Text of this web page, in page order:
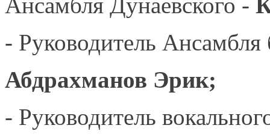
- Руководитель
Абдрахманов Эрик;
- Руководитель